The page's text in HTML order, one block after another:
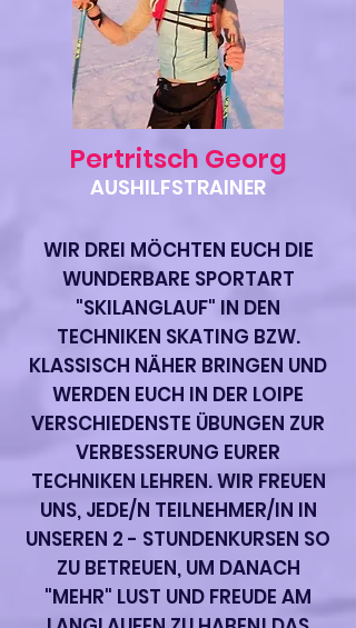
Pertritsch Georg
AUSHILFSTRAINER
WIR DREI MÖCHTEN EUCH DIE
WUNDERBARE SPORTART
"SKILANGLAUF" IN DEN
TECHNIKEN SKATING BZW.
KLASSISCH NÄHER BRINGEN UND
WERDEN EUCH IN DER LOIPE
VERSCHIEDENSTE ÜBUNGEN ZUR
VERBESSERUNG EURER
TECHNIKEN LEHREN. WIR FREUEN
UNS, JEDE/N TEILNEHMER/IN IN
UNSEREN 2 - STUNDENKURSEN SO
ZU BETREUEN, UM DANACH
"MEHR" LUST UND FREUDE AM